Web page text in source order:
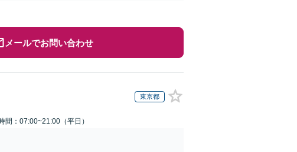
メールでお問い合わせ
東京都
間：07:00~21:00（平日）